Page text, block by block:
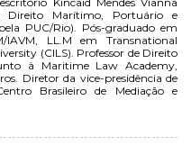
Direito Marítimo, Portuário e
PUC/Rio). Pós-graduado em
IAVM, LL.M em Transnational
(CILS). Professor de Direito
à Maritime Law Academy,
Diretor da vice-presidência de
Brasileiro de Mediação e